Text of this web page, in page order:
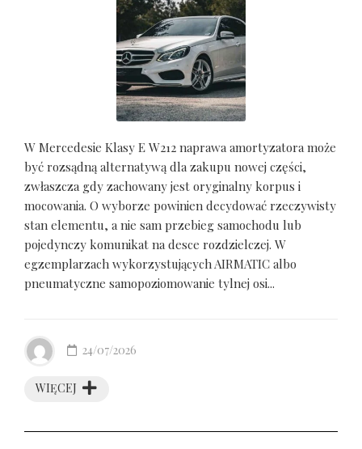
W Mercedesie Klasy E W212 naprawa amortyzatora może
być rozsądną alternatywą dla zakupu nowej części,
zwłaszcza gdy zachowany jest oryginalny korpus i
mocowania. O wyborze powinien decydować rzeczywisty
stan elementu, a nie sam przebieg samochodu lub
pojedynczy komunikat na desce rozdzielczej. W
egzemplarzach wykorzystujących AIRMATIC albo
pneumatyczne samopoziomowanie tylnej osi...
WIĘCEJ
24/07/2026